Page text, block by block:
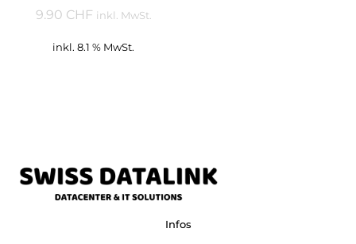
9.90 CHF inkl. MwSt.
inkl. 8.1 % MwSt.
Infos